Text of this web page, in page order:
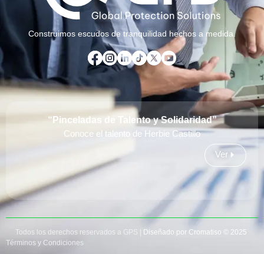
Construimos escudos de tranquilidad hechos a medida.
“Pinceladas de Talento y Solidaridad”
Conoce el talento de Herbie Castillo
Ver
Todos los derechos reservados a GPS | Diseñado por Cromatiso © 2025
Términos y Condiciones